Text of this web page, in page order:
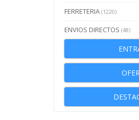
FERRETERIA (1220)
ENVIOS DIRECTOS (48)